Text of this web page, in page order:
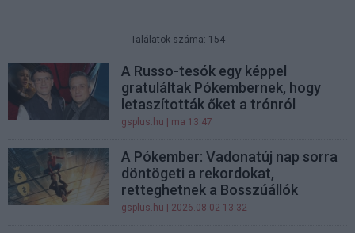
Találatok száma: 154
A Russo-tesók egy képpel
gratuláltak Pókembernek, hogy
letaszították őket a trónról
gsplus.hu | ma 13:47
A Pókember: Vadonatúj nap sorra
döntögeti a rekordokat,
retteghetnek a Bosszúállók
gsplus.hu | 2026.08.02 13:32